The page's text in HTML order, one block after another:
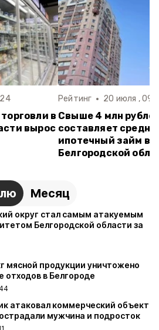
в
вырос
Рейтинг 20 июля ,
Свыше 4 млн
составляет
ипотечный займ в
Белгородской
Месяц
округ стал самым атакуемым
Белгородской области за
мясной продукции уничтожено
отходов в Белгороде
атаковал коммерческий объект
мужчина и подросток